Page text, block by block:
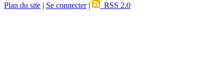
Plan du site | Se connecter| RSS 2.0